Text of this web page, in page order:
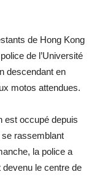
de Hong Kong
de l’Université
descendant en
motos attendues.
est occupé depuis
rassemblant
la police a
devenu le centre de